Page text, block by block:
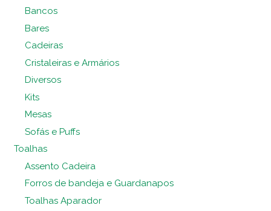
Bancos
Bares
Cadeiras
Cristaleiras e Armários
Diversos
Kits
Mesas
Sofás e Puffs
Toalhas
Assento Cadeira
Forros de bandeja e Guardanapos
Toalhas Aparador